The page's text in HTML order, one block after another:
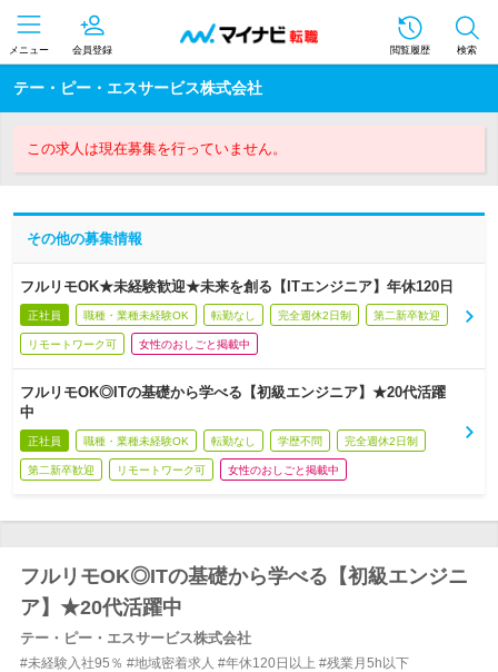
メニュー 会員登録 閲覧履歴 検索
テー・ピー・エスサービス株式会社
この求人は現在募集を行っていません。
その他の募集情報
フルリモOK★未経験歓迎★未来を創る【ITエンジニア】年休120日
正社員 職種・業種未経験OK 転勤なし 完全週休2日制 第二新卒歓迎
リモートワーク可 女性のおしごと掲載中
フルリモOK◎ITの基礎から学べる【初級エンジニア】★20代活躍
中
正社員 職種・業種未経験OK 転勤なし 学歴不問 完全週休2日制
第二新卒歓迎 リモートワーク可 女性のおしごと掲載中
フルリモOK◎ITの基礎から学べる【初級エンジニ
ア】★20代活躍中
テー・ピー・エスサービス株式会社
#未経験入社95％ #地域密着求人 #年休120日以上 #残業月5h以下